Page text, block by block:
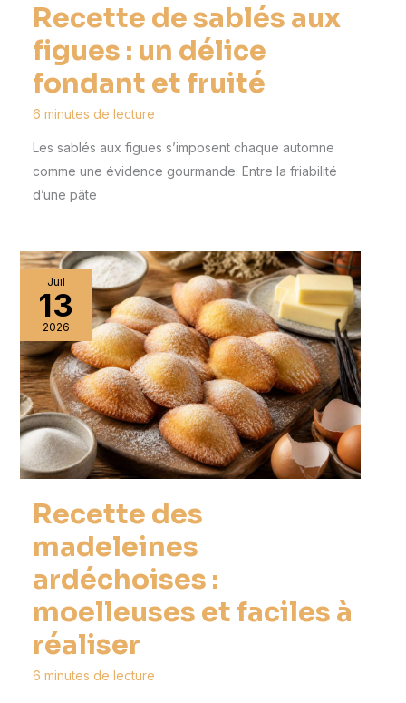
Recette de sablés aux
figues : un délice
fondant et fruité
6 minutes de lecture
Les sablés aux figues s’imposent chaque automne
comme une évidence gourmande. Entre la friabilité
d’une pâte
Juil
13
2026
Recette des
madeleines
ardéchoises :
moelleuses et faciles à
réaliser
6 minutes de lecture